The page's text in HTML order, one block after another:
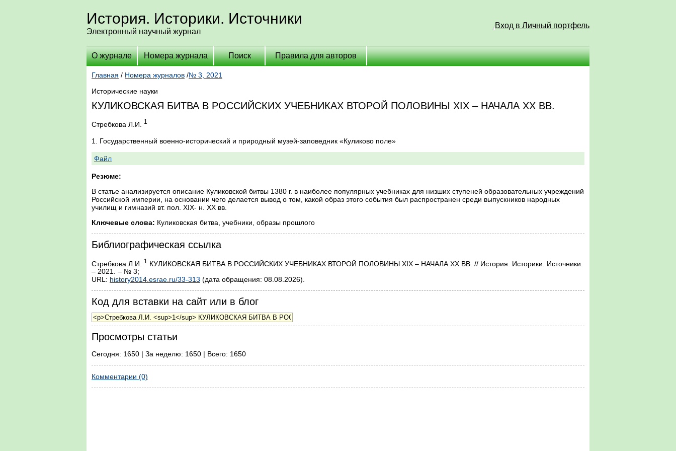
История. Историки. Источники
Электронный научный журнал
Вход в Личный портфель
О журнале Номера журнала Поиск Правила для авторов
Главная / Номера журналов /№ 3, 2021
Исторические науки
КУЛИКОВСКАЯ БИТВА В РОССИЙСКИХ УЧЕБНИКАХ ВТОРОЙ ПОЛОВИНЫ XIX – НАЧАЛА XX ВВ.
Стребкова Л.И. 1
1. Государственный военно-исторический и природный музей-заповедник «Куликово поле»
Файл
Резюме:
В статье анализируется описание Куликовской битвы 1380 г. в наиболее популярных учебниках для низших ступеней образовательных учреждений
Российской империи, на основании чего делается вывод о том, какой образ этого события был распространен среди выпускников народных
училищ и гимназий вт. пол. XIX- н. XX вв.
Ключевые слова: Куликовская битва, учебники, образы прошлого
Библиографическая ссылка
Стребкова Л.И. 1
КУЛИКОВСКАЯ БИТВА В РОССИЙСКИХ УЧЕБНИКАХ ВТОРОЙ ПОЛОВИНЫ XIX – НАЧАЛА XX ВВ. // История. Историки. Источники.
– 2021. – № 3;
URL: history2014.esrae.ru/33-313 (дата обращения: 08.08.2026).
Код для вставки на сайт или в блог
Просмотры статьи
Сегодня: 1650 | За неделю: 1650 | Всего: 1650
Комментарии (0)